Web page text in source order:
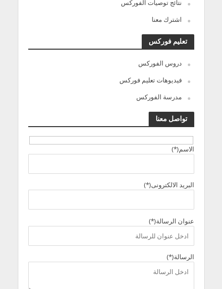
نتائج توصيات الفوركس
اشترك معنا
تعليم فوركس
دروس الفوركس
فيديوهات تعليم فوركس
مدرسة الفوركس
تواصل معنا
الاسم(*)
البريد الالكترونى(*)
عنوان الرسالة(*)
الرسالة(*)